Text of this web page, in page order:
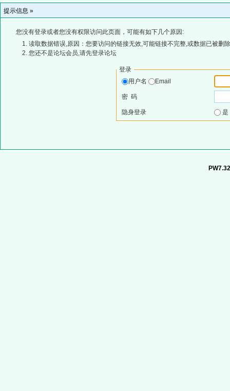
提示信息 »
您没有登录或者您没有权限访问此页面，可能有如下几个原因:
读取数据错误,原因：您要访问的链接无效,可能链接不完整,或数据已被删
您还不是论坛会员,请先登录论坛
登录
用户名
Email
密 码
隐身登录